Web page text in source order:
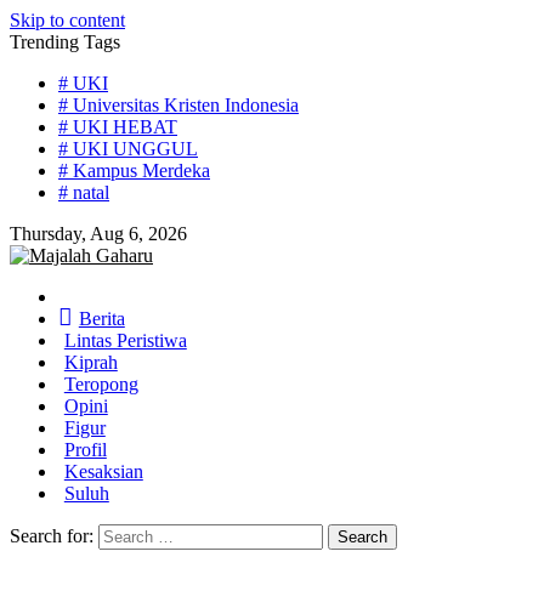
Skip to content
Trending Tags
# UKI
# Universitas Kristen Indonesia
# UKI HEBAT
# UKI UNGGUL
# Kampus Merdeka
# natal
Thursday, Aug 6, 2026
Berita
Lintas Peristiwa
Kiprah
Teropong
Opini
Figur
Profil
Kesaksian
Suluh
Search for: